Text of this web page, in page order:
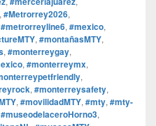
, #Metrorrey2026,
#metrorreyline6, #mexico,
, #montañasMTY,
, #monterreygay,
, #monterreymx,
,
, #monterreysafety,
, #movilidadMTY, #mty, #mty-
#museodelaceroHorno3,